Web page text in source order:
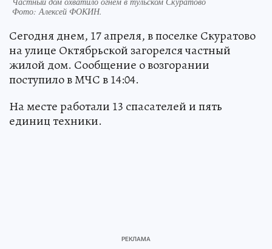
Фото: Алексей ФОКИН.
Сегодня днем, 17 апреля, в поселке Скуратово
на улице Октябрьской загорелся частный
жилой дом. Сообщение о возгорании
поступило в МЧС в 14:04.
На месте работали 13 спасателей и пять
единиц техники.